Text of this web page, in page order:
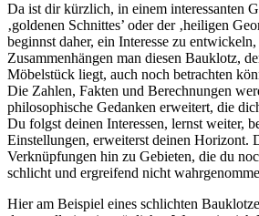
Da ist dir kürzlich, in einem interessanten
‚goldenen Schnittes’ oder der ‚heiligen
beginnst daher, ein Interesse zu
Zusammenhängen man diesen Bauklotz,
Möbelstück liegt, auch noch betrachten
Die Zahlen, Fakten und Berechnungen
philosophische Gedanken erweitert, die
Du folgst deinen Interessen, lernst weiter,
Einstellungen, erweiterst deinen Horizont.
Verknüpfungen hin zu Gebieten, die du
schlicht und ergreifend nicht
Hier am Beispiel eines schlichten